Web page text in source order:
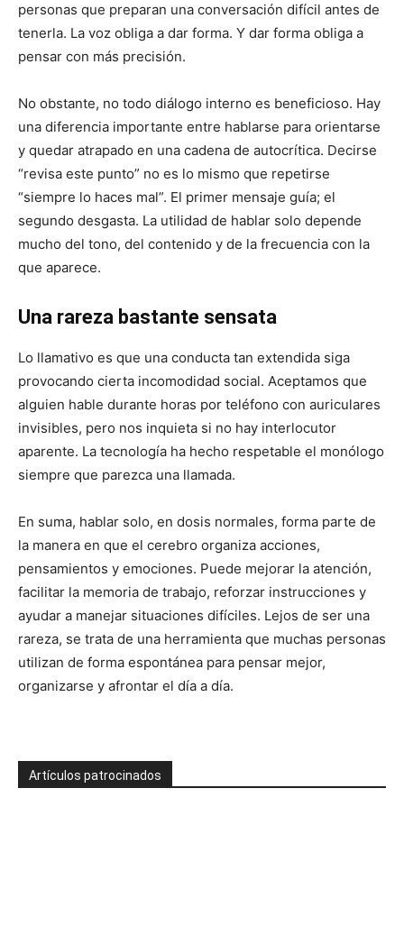
personas que preparan una conversación difícil antes de
tenerla. La voz obliga a dar forma. Y dar forma obliga a
pensar con más precisión.
No obstante, no todo diálogo interno es beneficioso. Hay
una diferencia importante entre hablarse para orientarse
y quedar atrapado en una cadena de autocrítica. Decirse
“revisa este punto” no es lo mismo que repetirse
“siempre lo haces mal”. El primer mensaje guía; el
segundo desgasta. La utilidad de hablar solo depende
mucho del tono, del contenido y de la frecuencia con la
que aparece.
Una rareza bastante sensata
Lo llamativo es que una conducta tan extendida siga
provocando cierta incomodidad social. Aceptamos que
alguien hable durante horas por teléfono con auriculares
invisibles, pero nos inquieta si no hay interlocutor
aparente. La tecnología ha hecho respetable el monólogo
siempre que parezca una llamada.
En suma, hablar solo, en dosis normales, forma parte de
la manera en que el cerebro organiza acciones,
pensamientos y emociones. Puede mejorar la atención,
facilitar la memoria de trabajo, reforzar instrucciones y
ayudar a manejar situaciones difíciles. Lejos de ser una
rareza, se trata de una herramienta que muchas personas
utilizan de forma espontánea para pensar mejor,
organizarse y afrontar el día a día.
Artículos patrocinados